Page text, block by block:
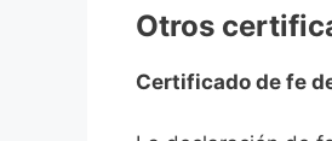
Otros
Certificado de fe